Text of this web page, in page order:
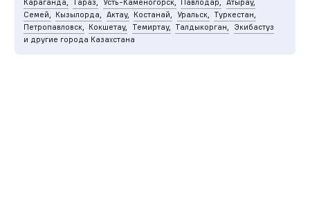
Караганда, Тараз, Усть-Каменогорск, Павлодар, Атырау,
Семей, Кызылорда, Актау, Костанай, Уральск, Туркестан,
Петропавловск, Кокшетау, Темиртау, Талдыкорган,
Экибастуз
и другие города Казахстана